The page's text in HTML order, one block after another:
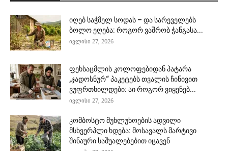
იღებ საჭმელ სოდას – და სარეველებს
ბოლო ეღება: როგორ ვაშრობ ჭანგასა...
ივლისი 27, 2026
ფეხსაცმლის კოლოფებიდან პატარა
„ჯადოსნურ“ პაკეტებს თვალის ჩინივით
ვუფრთხილდები: აი როგორ ვიყენებ...
ივლისი 27, 2026
კომბოსტო მუხლუხოების ადვილი
მსხვერპლი ხდება: მოსავალს მარტივი
შინაური საშუალებებით იცავენ